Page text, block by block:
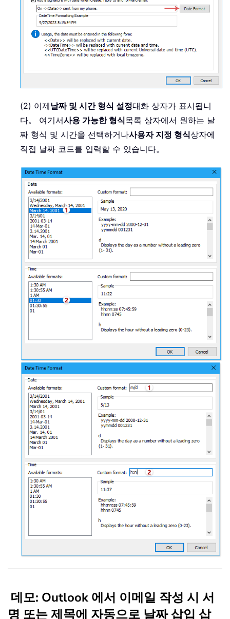
(2) 이제날짜 및 시간 형식 설정대화 상자가 표시됩니
다。 여기서사용 가능한 형식목록 상자에서 원하는 날
짜 형식 및 시간을 선택하거나사용자 지정 형식상자에
직접 날짜 코드를 입력할 수 있습니다。
데모: Outlook 에서 이메일 작성 시 서
명 또는 제목에 자동으로 날짜 삽입 삽